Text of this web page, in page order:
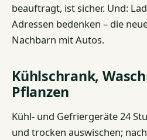
beauftragt, ist sicher. Und:
Adressen bedenken – die
Nachbarn mit Autos.
Kühlschrank,
Pflanzen
Kühl- und Gefriergeräte 24
und trocken auswischen;